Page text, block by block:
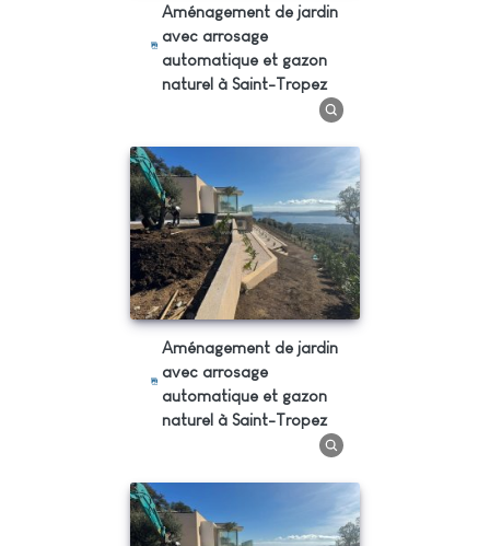
Aménagement de jardin
avec arrosage
automatique et gazon
naturel à Saint-Tropez
Aménagement de jardin
avec arrosage
automatique et gazon
naturel à Saint-Tropez